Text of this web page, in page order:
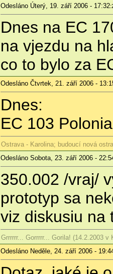
Odesláno Úterý, 19. září 2006 - 17:32
Dnes na EC
na vjezdu na
co to bylo za
Odesláno Čtvrtek, 21. září 2006 -
Dnes:
EC 103
Ostrava - Karolina; budoucí nová
Odesláno Sobota, 23. září 2006 -
350.002 /vraj/
prototyp sa
viz diskusiu na
Grrrrrr... Gorrrrr... Gorila! (14.2.2003
Odesláno Neděle, 24. září 2006 -